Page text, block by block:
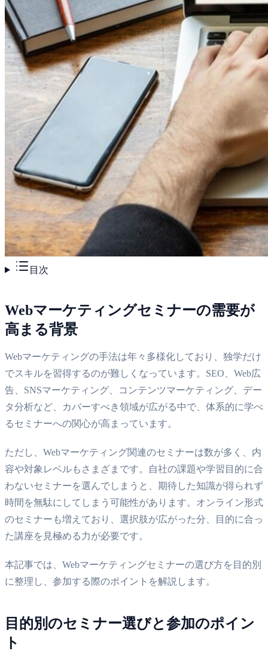
目次
Webマーケティングセミナーの需要が
高まる背景
Webマーケティングの手法は年々多様化しており、独学だけ
でスキルを習得するのが難しくなっています。SEO、Web広
告、SNSマーケティング、コンテンツマーケティング、デー
タ分析など、カバーすべき領域が広がる中で、体系的に学べ
るセミナーへの関心が高まっています。
ただし、Webマーケティング関連のセミナーは数が多く、内
容や対象レベルもさまざまです。自社の課題や学習目的に合
わないセミナーを選んでしまうと、期待した知識が得られず
時間を無駄にしてしまう可能性があります。オンライン形式
のセミナーも増えており、選択肢が広がった分、目的に合っ
た講座を見極める力が必要です。
本記事では、Webマーケティングセミナーの選び方を目的別
に整理し、参加する際のポイントを解説します。
目的別のセミナー選びと参加のポイン
ト